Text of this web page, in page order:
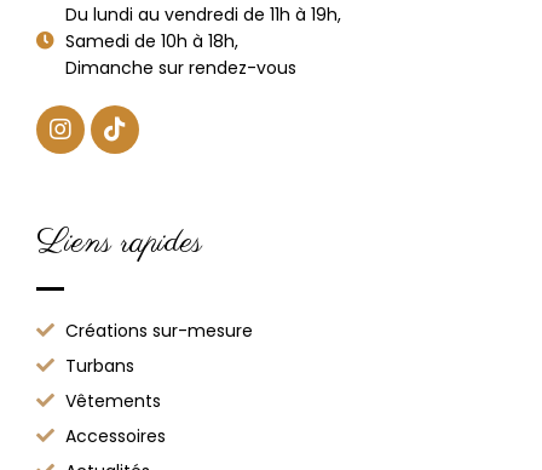
Du lundi au vendredi de 11h à 19h,
Samedi de 10h à 18h,
Dimanche sur rendez-vous
Liens rapides
Créations sur-mesure
Turbans
Vêtements
Accessoires